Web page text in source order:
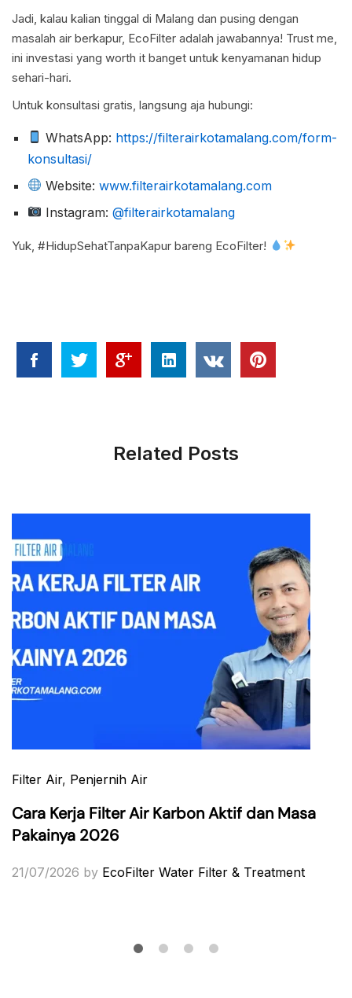
Jadi, kalau kalian tinggal di Malang dan pusing dengan
masalah air berkapur, EcoFilter adalah jawabannya! Trust me,
ini investasi yang worth it banget untuk kenyamanan hidup
sehari-hari.
Untuk konsultasi gratis, langsung aja hubungi:
WhatsApp: https://filterairkotamalang.com/form-
konsultasi/
Website: www.filterairkotamalang.com
Instagram: @filterairkotamalang
Yuk, #HidupSehatTanpaKapur bareng EcoFilter!
Related Posts
Filter Air, Penjernih Air
Cara Kerja Filter Air Karbon Aktif dan Masa
Pakainya 2026
21/07/2026 by EcoFilter Water Filter & Treatment